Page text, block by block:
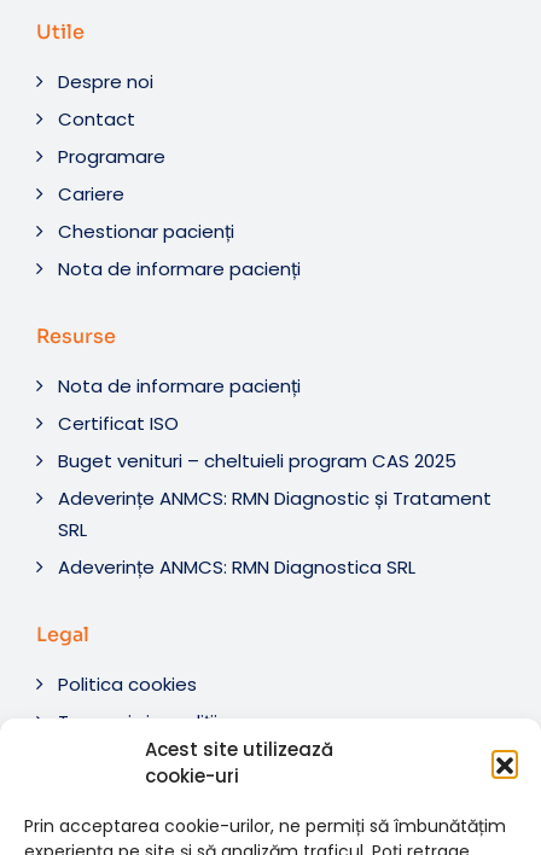
Acest site utilizează
cookie-uri
Prin acceptarea cookie-urilor, ne permiți să îmbunătățim
Utile
Despre noi
Contact
Programare
Cariere
Chestionar pacienți
Nota de informare pacienți
Resurse
Nota de informare pacienți
Certificat ISO
Buget venituri – cheltuieli program CAS 2025
Adeverințe ANMCS: RMN Diagnostic și Tratament
SRL
Adeverințe ANMCS: RMN Diagnostica SRL
Legal
Politica cookies
Termeni si condiții
Soluționare litigii